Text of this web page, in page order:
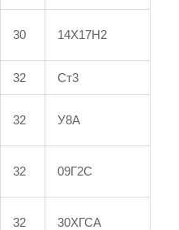
30 14Х17Н2
32 Ст3
32 У8А
32 09Г2С
32 30ХГСА